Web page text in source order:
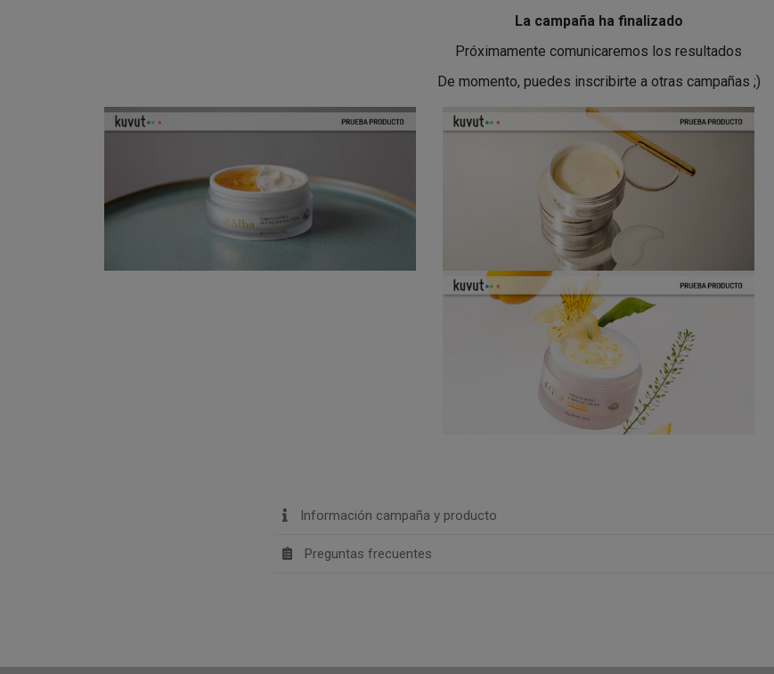
La campaña ha finalizado
Próximamente comunicaremos los resultados
De momento, puedes inscribirte a otras campañas ;)
Información campaña y producto
Preguntas frecuentes